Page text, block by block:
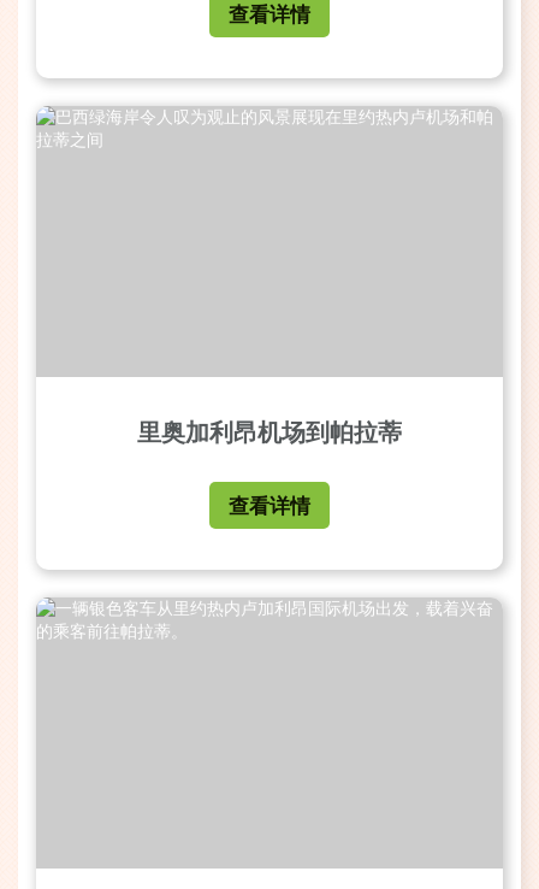
查看详情
里奥加利昂机场到帕拉蒂
查看详情